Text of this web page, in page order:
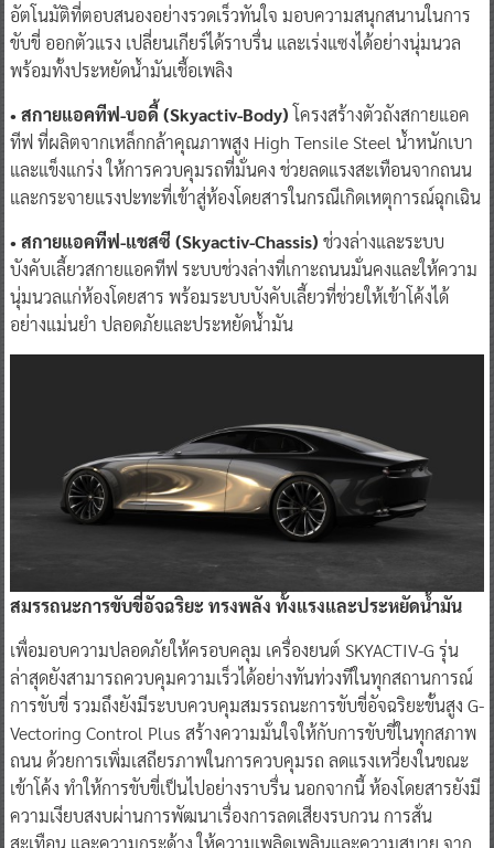
อัตโนมัติที่ตอบสนองอย่างรวดเร็วทันใจ มอบความสนุกสนานในการ
ขับขี่ ออกตัวแรง เปลี่ยนเกียร์ได้ราบรื่น และเร่งแซงได้อย่างนุ่มนวล
พร้อมทั้งประหยัดนํ้ามันเชื้อเพลิง
• สกายแอคทีฟ-บอดี้ (Skyactiv-Body) โครงสร้างตัวถังสกายแอค
ทีฟ ที่ผลิตจากเหล็กกล้าคุณภาพสูง High Tensile Steel น้ำหนักเบา
และแข็งแกร่ง ให้การควบคุมรถที่มั่นคง ช่วยลดแรงสะเทือนจากถนน
และกระจายแรงปะทะที่เข้าสู่ห้องโดยสารในกรณีเกิดเหตุการณ์ฉุกเฉิน
• สกายแอคทีฟ-แชสซี (Skyactiv-Chassis) ช่วงล่างและระบบ
บังคับเลี้ยวสกายแอคทีฟ ระบบช่วงล่างที่เกาะถนนมั่นคงและให้ความ
นุ่มนวลแก่ห้องโดยสาร พร้อมระบบบังคับเลี้ยวที่ช่วยให้เข้าโค้งได้
อย่างแม่นยำ ปลอดภัยและประหยัดน้ำมัน
สมรรถนะการขับขี่อัจฉริยะ ทรงพลัง ทั้งแรงและประหยัดน้ำมัน
เพื่อมอบความปลอดภัยให้ครอบคลุม เครื่องยนต์ SKYACTIV-G รุ่น
ล่าสุดยังสามารถควบคุมความเร็วได้อย่างทันท่วงทีในทุกสถานการณ์
การขับขี่ รวมถึงยังมีระบบควบคุมสมรรถนะการขับขี่อัจฉริยะขั้นสูง G-
Vectoring Control Plus สร้างความมั่นใจให้กับการขับขี่ในทุกสภาพ
ถนน ด้วยการเพิ่มเสถียรภาพในการควบคุมรถ ลดแรงเหวี่ยงในขณะ
เข้าโค้ง ทำให้การขับขี่เป็นไปอย่างราบรื่น นอกจากนี้ ห้องโดยสารยังมี
ความเงียบสงบผ่านการพัฒนาเรื่องการลดเสียงรบกวน การสั่น
สะเทือน และความกระด้าง ให้ความเพลิดเพลินและความสบาย จาก